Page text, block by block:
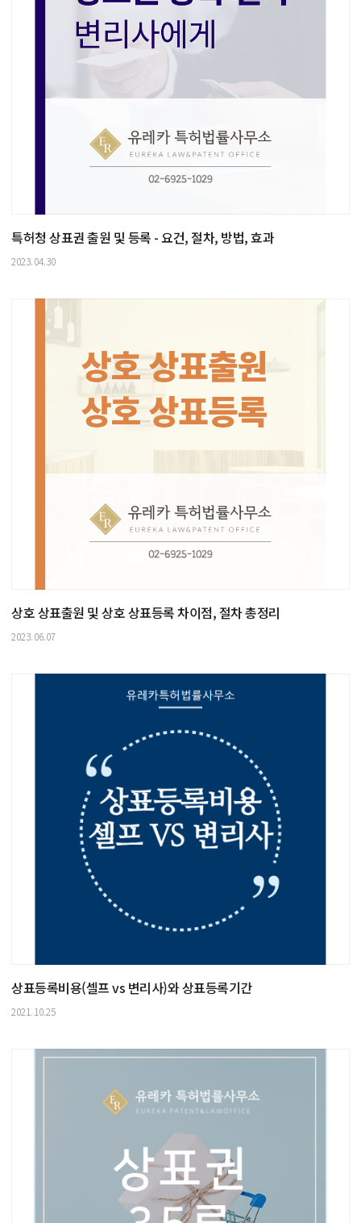
특허청 상표권 출원 및 등록 - 요건, 절차, 방법, 효과
2023.04.30
상호 상표출원 및 상호 상표등록 차이점, 절차 총정리
2023.06.07
상표등록비용(셀프 vs 변리사)와 상표등록기간
2021.10.25